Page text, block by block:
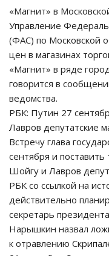
«Магнит» в
Управление
(ФАС) по Московской
цен в магазинах
«Магнит» в ряде
говорится в
ведомства.
РБК: Путин 27
Лавров депутатские
Встречу глава
сентября и поставить
Шойгу и Лавров
РБК со ссылкой на
действительно
секретарь
Нарышкин назвал
к отравлению